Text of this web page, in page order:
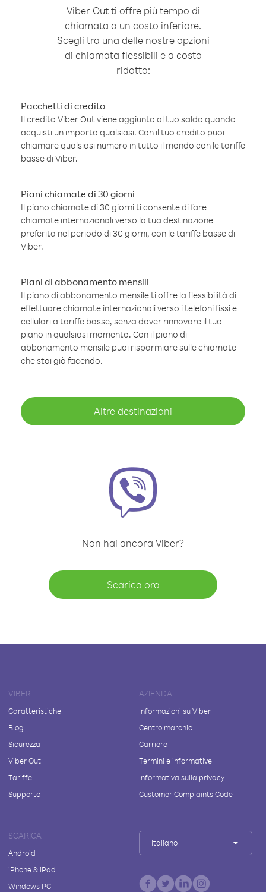
Viber Out ti offre più tempo di
chiamata a un costo inferiore.
Scegli tra una delle nostre opzioni
di chiamata flessibili e a costo
ridotto:
Pacchetti di credito
Il credito Viber Out viene aggiunto al tuo saldo quando
acquisti un importo qualsiasi. Con il tuo credito puoi
chiamare qualsiasi numero in tutto il mondo con le tariffe
basse di Viber.
Piani chiamate di 30 giorni
Il piano chiamate di 30 giorni ti consente di fare
chiamate internazionali verso la tua destinazione
preferita nel periodo di 30 giorni, con le tariffe basse di
Viber.
Piani di abbonamento mensili
Il piano di abbonamento mensile ti offre la flessibilità di
effettuare chiamate internazionali verso i telefoni fissi e
cellulari a tariffe basse, senza dover rinnovare il tuo
piano in qualsiasi momento. Con il piano di
abbonamento mensile puoi risparmiare sulle chiamate
che stai già facendo.
Altre destinazioni
Non hai ancora Viber?
Scarica ora
VIBER
Caratteristiche
Blog
Sicurezza
Viber Out
Tariffe
Supporto
AZIENDA
Informazioni su Viber
Centro marchio
Carriere
Termini e informative
Informativa sulla privacy
Customer Complaints Code
SCARICA
Android
iPhone & iPad
Windows PC
Italiano